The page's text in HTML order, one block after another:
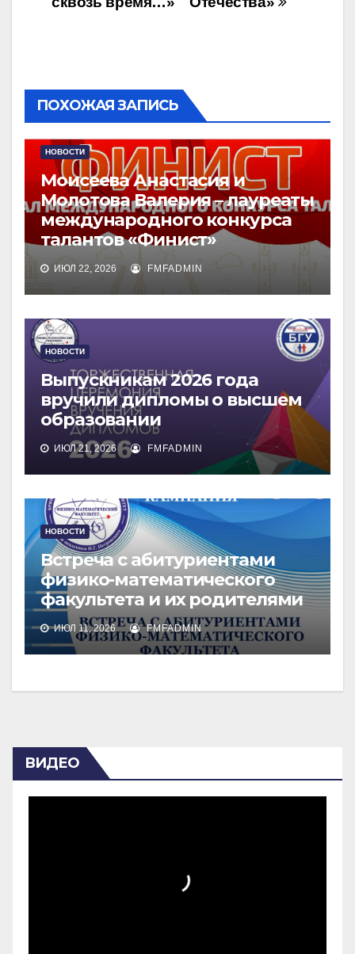
ПОХОЖАЯ ЗАПИСЬ
НОВОСТИ
Моисеева Анастасия и
Молотова Валерия – лауреаты
международного конкурса
талантов «Финист»
ИЮЛ 22, 2026 FMFADMIN
НОВОСТИ
Выпускникам 2026 года
вручили дипломы о высшем
образовании
ИЮЛ 21, 2026 FMFADMIN
НОВОСТИ
Встреча с абитуриентами
физико-математического
факультета и их родителями
ИЮЛ 11, 2026 FMFADMIN
ВИДЕО